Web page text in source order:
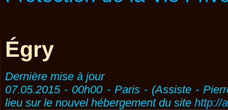
Égry
Dernière mise à jour
07.05.2015 - 00h00 - Paris - (Assiste -
lieu sur le nouvel hébergement du site http://